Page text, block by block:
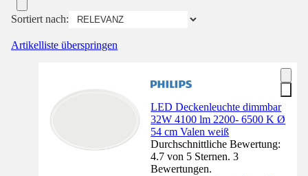
Sortiert nach:
Artikelliste überspringen
LED Deckenleuchte dimmbar
32W 4100 lm 2200- 6500 K Ø
54 cm Valen weiß
Durchschnittliche Bewertung:
4.7 von 5 Sternen. 3
Bewertungen.